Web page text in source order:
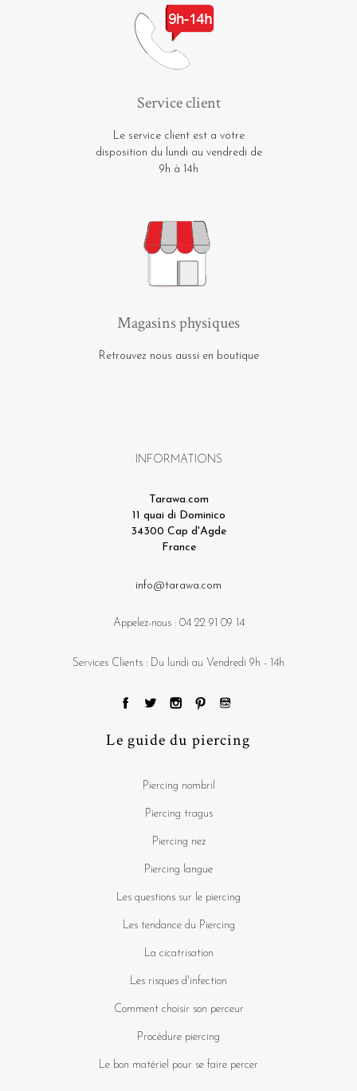
Service client
Le service client est a votre
disposition du lundi au vendredi de
9h à 14h
Magasins physiques
Retrouvez nous aussi en boutique
INFORMATIONS
Tarawa.com
11 quai di Dominico
34300 Cap d'Agde
France
info@tarawa.com
Appelez-nous : 04 22 91 09 14
Services Clients : Du lundi au Vendredi 9h - 14h
Le guide du piercing
Piercing nombril
Piercing tragus
Piercing nez
Piercing langue
Les questions sur le piercing
Les tendance du Piercing
La cicatrisation
Les risques d'infection
Comment choisir son perceur
Procédure piercing
Le bon matériel pour se faire percer